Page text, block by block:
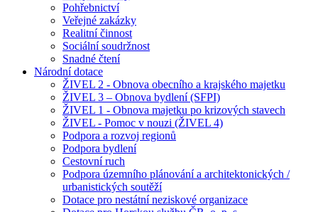
Pohřebnictví
Veřejné zakázky
Realitní činnost
Sociální soudržnost
Snadné čtení
Národní dotace
ŽIVEL 2 - Obnova obecního a krajského majetku
ŽIVEL 3 – Obnova bydlení (SFPI)
ŽIVEL 1 - Obnova majetku po krizových stavech
ŽIVEL - Pomoc v nouzi (ŽIVEL 4)
Podpora a rozvoj regionů
Podpora bydlení
Cestovní ruch
Podpora územního plánování a architektonických /
urbanistických soutěží
Dotace pro nestátní neziskové organizace